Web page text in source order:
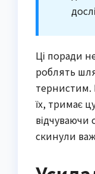
Ці поради
роблять
тернистим.
їх, тримає
відчуваючи
скинули